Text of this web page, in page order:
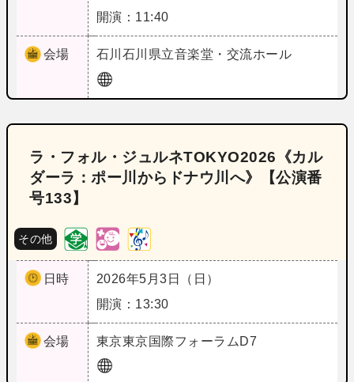
開演：11:40
会場 石川 石川県立音楽堂・交流ホール
ラ・フォル・ジュルネTOKYO2026《カル
ダーラ：ポー川からドナウ川へ》【公演番
号133】
その他
日時
2026年5月3日（日）
開演：13:30
会場 東京東京国際フォーラムD7